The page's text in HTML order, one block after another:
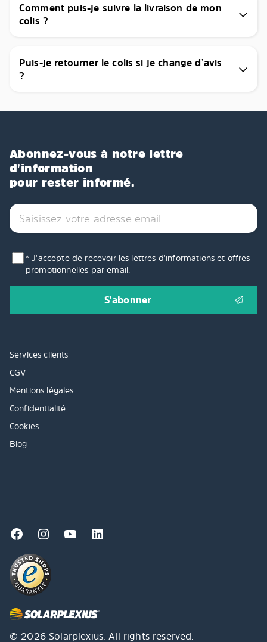
Comment puis-je suivre la livraison de mon
colis ?
Puis-je retourner le colis si je change d’avis
?
Abonnez-vous à notre lettre
d'information
pour rester informé.
* J'accepte de recevoir les lettres d'informations et offres
promotionnelles par email.
Services clients
CGV
Mentions légales
Confidentialité
Cookies
Blog
© 2026 Solarplexius. All rights reserved.